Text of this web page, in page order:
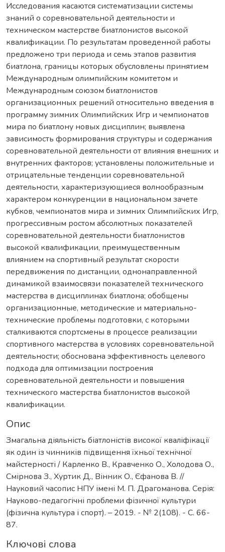
Исследования касаются систематизации системы
знаний о соревновательной деятельности и
техническом мастерстве биатлонистов высокой
квалификации. По результатам проведенной работы
предложено три периода и семь этапов развития
биатлона, границы которых обусловлены принятием
Международным олимпийским комитетом и
Международным союзом биатлонистов
организационных решений относительно введения в
программу зимних Олимпийских Игр и чемпионатов
мира по биатлону новых дисциплин; выявлена
зависимость формирования структуры и содержания
соревновательной деятельности от влияния внешних и
внутренних факторов; установлены положительные и
отрицательные тенденции соревновательной
деятельности, характеризующиеся волнообразным
характером конкуренции в национальном зачете
кубков, чемпионатов мира и зимних Олимпийских Игр,
прогрессивным ростом абсолютных показателей
соревновательной деятельности биатлонистов
высокой квалификации, преимущественным
влиянием на спортивный результат скорости
передвижения по дистанции, однонаправленной
динамикой взаимосвязи показателей технического
мастерства в дисциплинах биатлона; обобщены
организационные, методические и материально-
технические проблемы подготовки, с которыми
сталкиваются спортсмены в процессе реализации
спортивного мастерства в условиях соревновательной
деятельности; обоснована эффективность целевого
подхода для оптимизации построения
соревновательной деятельности и повышения
технического мастерства биатлонистов высокой
квалификации.
Опис
Змагальна діяльність біатлоністів високої кваліфікації
як один із чинників підвищення їхньої технічної
майстерності / Карленко В., Кравченко О., Холодова О.,
Cмірнова З., Хуртик Д., Вінник О., Єфанова В. //
Науковий часопис НПУ імені М. П. Драгоманова. Серія:
Науково-педагогічні проблеми фізичної культури
(фізична культура і спорт). – 2019. - № 2(108). - С. 66-
87.
Ключові слова